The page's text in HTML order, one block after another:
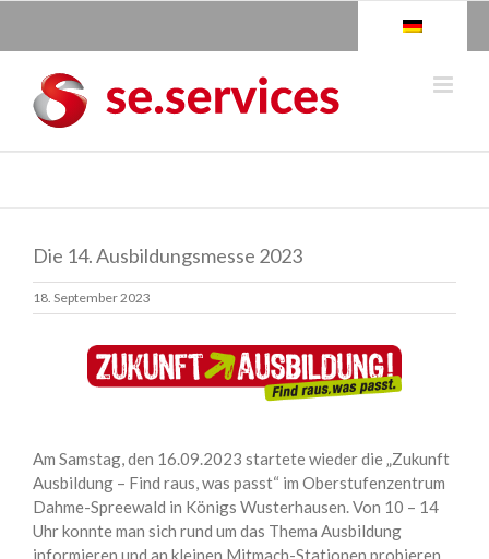
Die 14. Ausbildungsmesse 2023
18. September 2023
Am Samstag, den 16.09.2023 startete wieder die „Zukunft
Ausbildung – Find raus, was passt“ im Oberstufenzentrum
Dahme-Spreewald in Königs Wusterhausen. Von 10 – 14
Uhr konnte man sich rund um das Thema Ausbildung
informieren und an kleinen Mitmach-Stationen probieren.